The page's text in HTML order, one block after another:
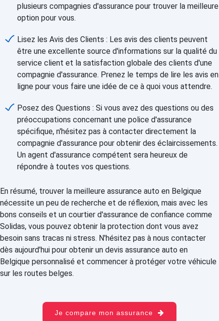
plusieurs compagnies d'assurance pour trouver la meilleure
option pour vous.
Lisez les Avis des Clients : Les avis des clients peuvent
être une excellente source d'informations sur la qualité du
service client et la satisfaction globale des clients d'une
compagnie d'assurance. Prenez le temps de lire les avis en
ligne pour vous faire une idée de ce à quoi vous attendre.
Posez des Questions : Si vous avez des questions ou des
préoccupations concernant une police d'assurance
spécifique, n'hésitez pas à contacter directement la
compagnie d'assurance pour obtenir des éclaircissements.
Un agent d'assurance compétent sera heureux de
répondre à toutes vos questions.
En résumé, trouver la meilleure assurance auto en Belgique
nécessite un peu de recherche et de réflexion, mais avec les
bons conseils et un courtier d'assurance de confiance comme
Solidas, vous pouvez obtenir la protection dont vous avez
besoin sans tracas ni stress. N'hésitez pas à nous contacter
dès aujourd'hui pour obtenir un devis assurance auto en
Belgique personnalisé et commencer à protéger votre véhicule
sur les routes belges.
Je compare mon assurance